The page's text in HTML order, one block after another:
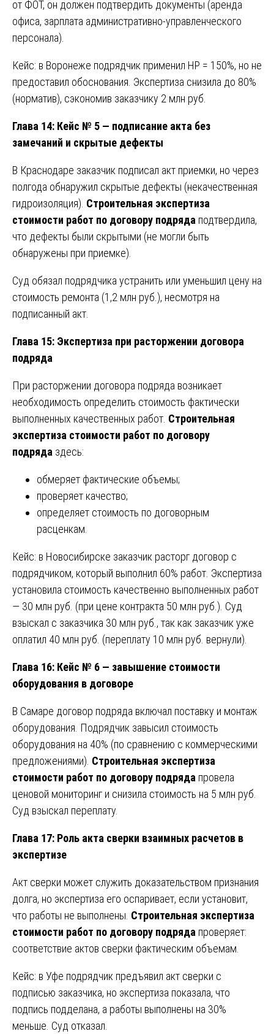
от ФОТ, он должен подтвердить документы (аренда
офиса, зарплата административно-управленческого
персонала).
Кейс: в Воронеже подрядчик применил НР = 150%, но не
предоставил обоснования. Экспертиза снизила до 80%
(норматив), сэкономив заказчику 2 млн руб.
Глава 14: Кейс № 5 — подписание акта без
замечаний и скрытые дефекты
В Краснодаре заказчик подписал акт приемки, но через
полгода обнаружил скрытые дефекты (некачественная
гидроизоляция). Строительная экспертиза
стоимости работ по договору подряда подтвердила,
что дефекты были скрытыми (не могли быть
обнаружены при приемке).
Суд обязал подрядчика устранить или уменьшил цену на
стоимость ремонта (1,2 млн руб.), несмотря на
подписанный акт.
Глава 15: Экспертиза при расторжении договора
подряда
При расторжении договора подряда возникает
необходимость определить стоимость фактически
выполненных качественных работ. Строительная
экспертиза стоимости работ по договору
подряда здесь:
обмеряет фактические объемы;
проверяет качество;
определяет стоимость по договорным
расценкам.
Кейс: в Новосибирске заказчик расторг договор с
подрядчиком, который выполнил 60% работ. Экспертиза
установила стоимость качественно выполненных работ
— 30 млн руб. (при цене контракта 50 млн руб.). Суд
взыскал с заказчика 30 млн руб., так как заказчик уже
оплатил 40 млн руб. (переплату 10 млн руб. вернули).
Глава 16: Кейс № 6 — завышение стоимости
оборудования в договоре
В Самаре договор подряда включал поставку и монтаж
оборудования. Подрядчик завысил стоимость
оборудования на 40% (по сравнению с коммерческими
предложениями). Строительная экспертиза
стоимости работ по договору подряда провела
ценовой мониторинг и снизила стоимость на 5 млн руб.
Суд взыскал переплату.
Глава 17: Роль акта сверки взаимных расчетов в
экспертизе
Акт сверки может служить доказательством признания
долга, но экспертиза его оспаривает, если установит,
что работы не выполнены. Строительная экспертиза
стоимости работ по договору подряда проверяет:
соответствие актов сверки фактическим объемам.
Кейс: в Уфе подрядчик предъявил акт сверки с
подписью заказчика, но экспертиза показала, что
подпись подделана, а работы выполнены на 30%
меньше. Суд отказал.